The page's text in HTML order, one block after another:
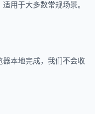
用于大多数常规场景。
本地完成，我们不会收